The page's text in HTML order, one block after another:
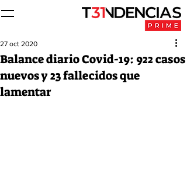
Balance diario Covid-19: 922 casos
nuevos y 23 fallecidos que
lamentar
27 oct 2020